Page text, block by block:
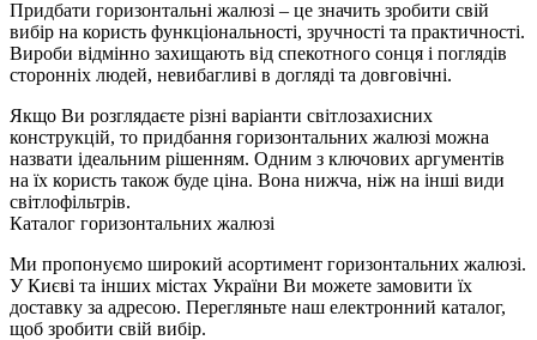
Придбати горизонтальні жалюзі – це значить зробити свій
вибір на користь функціональності, зручності та практичності.
Вироби відмінно захищають від спекотного сонця і поглядів
сторонніх людей, невибагливі в догляді та довговічні.
Якщо Ви розглядаєте різні варіанти світлозахисних
конструкцій, то придбання горизонтальних жалюзі можна
назвати ідеальним рішенням. Одним з ключових аргументів
на їх користь також буде ціна. Вона нижча, ніж на інші види
світлофільтрів.
Каталог горизонтальних жалюзі
Ми пропонуємо широкий асортимент горизонтальних жалюзі.
У Києві та інших містах України Ви можете замовити їх
доставку за адресою. Перегляньте наш електронний каталог,
щоб зробити свій вибір.